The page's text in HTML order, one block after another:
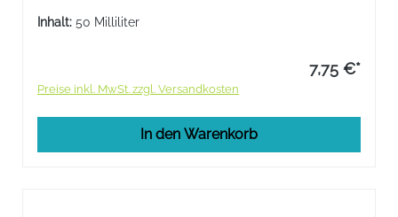
Inhalt: 50 Milliliter
7,75 €*
Preise inkl. MwSt. zzgl. Versandkosten
In den Warenkorb